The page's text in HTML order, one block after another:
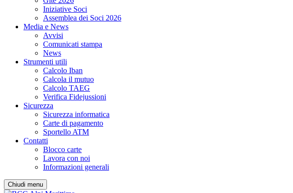
Iniziative Soci
Assemblea dei Soci 2026
Media e News
Avvisi
Comunicati stampa
News
Strumenti utili
Calcolo Iban
Calcola il mutuo
Calcolo TAEG
Verifica Fidejussioni
Sicurezza
Sicurezza informatica
Carte di pagamento
Sportello ATM
Contatti
Blocco carte
Lavora con noi
Informazioni generali
Chiudi menu